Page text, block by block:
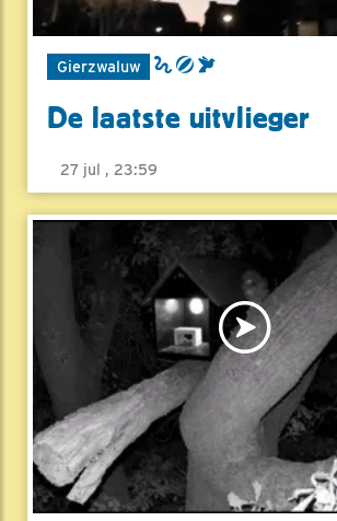
Gierzwaluw
De laatste uitvlieger
27 jul , 23:59